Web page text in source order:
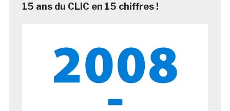
15 ans du CLIC en 15 chiffres !